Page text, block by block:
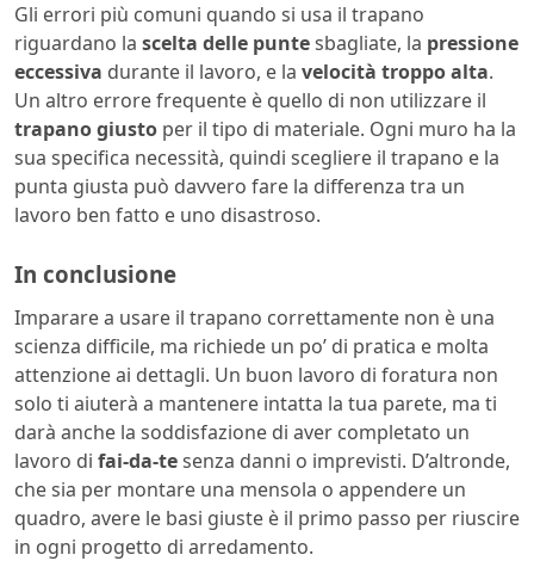
Gli errori più comuni quando si usa il trapano
riguardano la scelta delle puntesbagliate, la pressione
eccessiva durante il lavoro, e la velocità troppo alta.
Un altro errore frequente è quello di non utilizzare il
trapano giusto per il tipo di materiale. Ogni muro ha la
sua specifica necessità, quindi scegliere il trapano e la
punta giusta può davvero fare la differenza tra un
lavoro ben fatto e uno disastroso.
In conclusione
Imparare a usare il trapano correttamente non è una
scienza difficile, ma richiede un po’ di pratica e molta
attenzione ai dettagli. Un buon lavoro di foratura non
solo ti aiuterà a mantenere intatta la tua parete, ma ti
darà anche la soddisfazione di aver completato un
lavoro di fai-da-tesenza danni o imprevisti. D’altronde,
che sia per montare una mensola o appendere un
quadro, avere le basi giuste è il primo passo per riuscire
in ogni progetto di arredamento.